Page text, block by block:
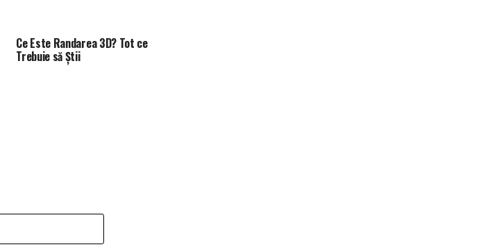
Ce Este Randarea 3D? Tot ce
Trebuie să Știi